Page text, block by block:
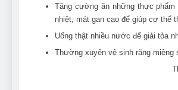
Tăng cường ăn những thực
nhiệt, mát gan cao để giúp cơ thể
Uống thật nhiều nước để giải tỏa
Thường xuyên vệ sinh răng miệng